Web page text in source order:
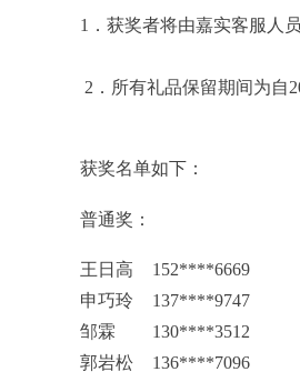
1 ．获奖者将由嘉实客服人
2 ．所有礼品保留期间为自
获奖名单如下：
普通奖：
王日高
152****6669
申巧玲
137****9747
邹霖
130****3512
郭岩松
136****7096